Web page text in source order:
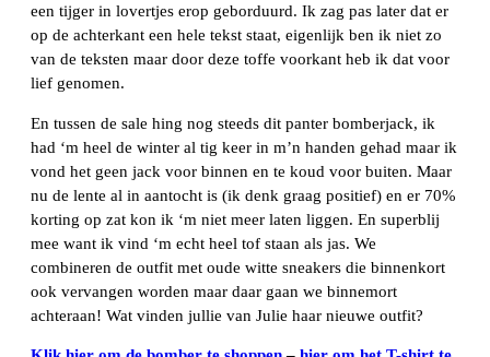
een tijger in lovertjes erop geborduurd. Ik zag pas later dat er
op de achterkant een hele tekst staat, eigenlijk ben ik niet zo
van de teksten maar door deze toffe voorkant heb ik dat voor
lief genomen.
En tussen de sale hing nog steeds dit panter bomberjack, ik
had ‘m heel de winter al tig keer in m’n handen gehad maar ik
vond het geen jack voor binnen en te koud voor buiten. Maar
nu de lente al in aantocht is (ik denk graag positief) en er 70%
korting op zat kon ik ‘m niet meer laten liggen. En superblij
mee want ik vind ‘m echt heel tof staan als jas. We
combineren de outfit met oude witte sneakers die binnenkort
ook vervangen worden maar daar gaan we binnemort
achteraan! Wat vinden jullie van Julie haar nieuwe outfit?